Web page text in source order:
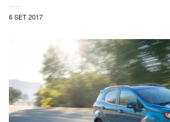
6 SET 2017